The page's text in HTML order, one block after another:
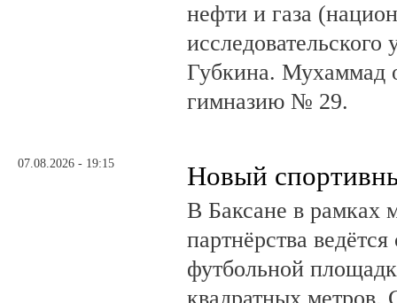
нефти и газа
Губкина. Мухаммад
гимназию № 29.
07.08.2026 - 19:15 Новый
В Баксане в рамках
партнёрства
футбольной